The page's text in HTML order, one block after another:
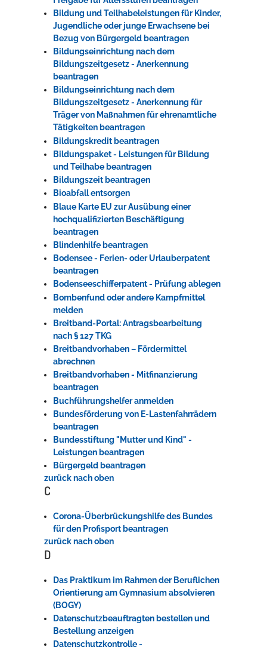
Bildung und Teilhabeleistungen für Kinder,
Jugendliche oder junge Erwachsene bei
Bezug von Bürgergeld beantragen
Bildungseinrichtung nach dem
Bildungszeitgesetz - Anerkennung
beantragen
Bildungseinrichtung nach dem
Bildungszeitgesetz - Anerkennung für
Träger von Maßnahmen für ehrenamtliche
Tätigkeiten beantragen
Bildungskredit beantragen
Bildungspaket - Leistungen für Bildung
und Teilhabe beantragen
Bildungszeit beantragen
Bioabfall entsorgen
Blaue Karte EU zur Ausübung einer
hochqualifizierten Beschäftigung
beantragen
Blindenhilfe beantragen
Bodensee - Ferien- oder Urlauberpatent
beantragen
Bodenseeschifferpatent - Prüfung ablegen
Bombenfund oder andere Kampfmittel
melden
Breitband-Portal: Antragsbearbeitung
nach § 127 TKG
Breitbandvorhaben – Fördermittel
abrechnen
Breitbandvorhaben - Mitfinanzierung
beantragen
Buchführungshelfer anmelden
Bundesförderung von E-Lastenfahrrädern
beantragen
Bundesstiftung "Mutter und Kind" -
Leistungen beantragen
Bürgergeld beantragen
zurück nach oben
C
Corona-Überbrückungshilfe des Bundes
für den Profisport beantragen
zurück nach oben
D
Das Praktikum im Rahmen der Beruflichen
Orientierung am Gymnasium absolvieren
(BOGY)
Datenschutzbeauftragten bestellen und
Bestellung anzeigen
Datenschutzkontrolle -